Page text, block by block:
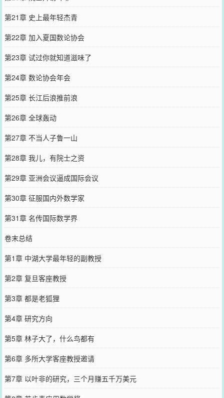
第21章 史上最年轻杰青
第22章 加入夏国数论协会
第23章 试过你就知道滋味了
第24章 数论协会年会
第25章 长江后浪推前浪
第26章 全球轰动
第27章 不当人子鲁一山
第28章 我儿，有院士之资
第29章 亚洲会议逼成国际会议
第30章 征服国内外数学家
第31章 名传国际数学界
卷末总结
第1章 中湖大学最年轻的副教授
第2章 复旦客座教授
第3章 都是老狐狸
第4章 研究方向
第5章 林子大了，什么鸟都有
第6章 多所大学客座教授邀请
第7章 以叶非的研究，三个月赚五千万美元